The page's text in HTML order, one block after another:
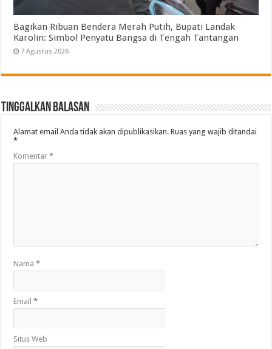
Bagikan Ribuan Bendera Merah Putih, Bupati Landak
Karolin: Simbol Penyatu Bangsa di Tengah Tantangan
7 Agustus 2026
Tinggalkan Balasan
Alamat email Anda tidak akan dipublikasikan. Ruas yang wajib ditandai
*
Komentar*
Nama*
Email*
Situs Web